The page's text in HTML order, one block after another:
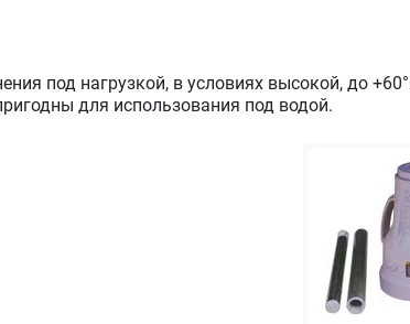
под нагрузкой, в условиях высокой, до
для использования под водой.